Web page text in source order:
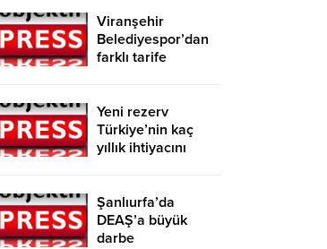
Viranşehir
Belediyespor’dan
farklı tarife
Yeni rezerv
Türkiye’nin kaç
yıllık ihtiyacını
Şanlıurfa’da
DEAŞ’a büyük
darbe